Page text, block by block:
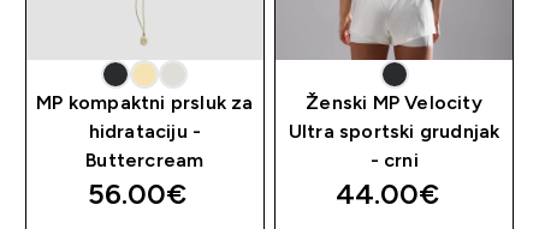
MP kompaktni prsluk za
hidrataciju -
Buttercream
56.00€‎
Ženski MP Velocity
Ultra sportski grudnjak
- crni
44.00€‎